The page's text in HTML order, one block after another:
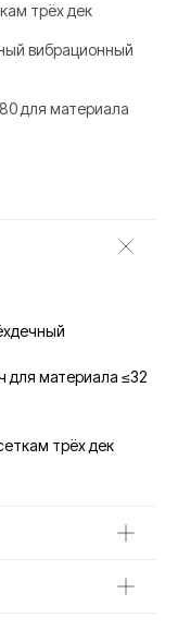
трёх дек
вибрационный
для материала
для материала ≤32
трёх дек